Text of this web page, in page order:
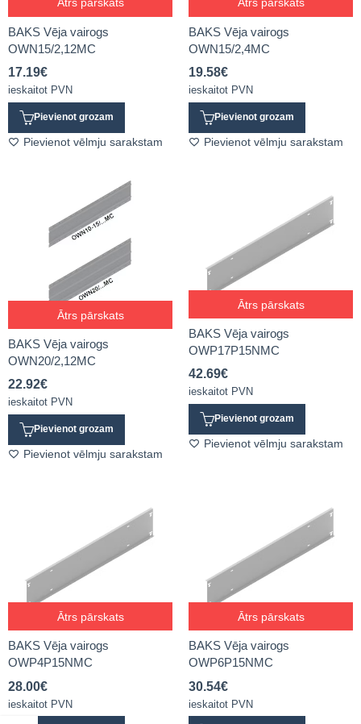
Ātrs pārskats
BAKS Vēja vairogs
OWN15/2,12MC
17.19€
ieskaitot PVN
Pievienot grozam
Pievienot vēlmju sarakstam
Ātrs pārskats
BAKS Vēja vairogs
OWN15/2,4MC
19.58€
ieskaitot PVN
Pievienot grozam
Pievienot vēlmju sarakstam
Ātrs pārskats
BAKS Vēja vairogs
OWN20/2,12MC
22.92€
ieskaitot PVN
Pievienot grozam
Pievienot vēlmju sarakstam
Ātrs pārskats
BAKS Vēja vairogs
OWP17P15NMC
42.69€
ieskaitot PVN
Pievienot grozam
Pievienot vēlmju sarakstam
Ātrs pārskats
BAKS Vēja vairogs
OWP4P15NMC
28.00€
ieskaitot PVN
Ātrs pārskats
BAKS Vēja vairogs
OWP6P15NMC
30.54€
ieskaitot PVN